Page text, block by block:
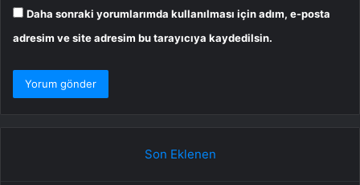
Daha sonraki yorumlarımda kullanılması için adım, e-posta
adresim ve site adresim bu tarayıcıya kaydedilsin.
Son Eklenen